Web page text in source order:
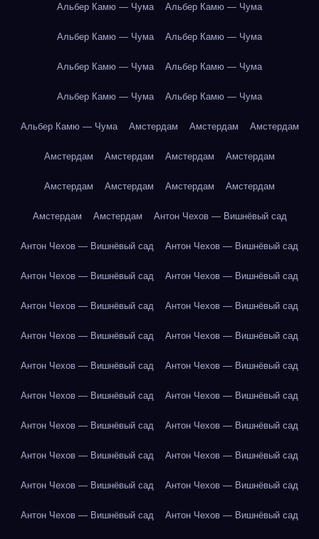
Альбер Камю — Чума Альбер Камю — Чума
Альбер Камю — Чума Альбер Камю — Чума
Альбер Камю — Чума Альбер Камю — Чума
Альбер Камю — Чума Альбер Камю — Чума
Альбер Камю — Чума Амстердам Амстердам Амстердам
Амстердам Амстердам Амстердам Амстердам
Амстердам Амстердам Амстердам Амстердам
Амстердам Амстердам Антон Чехов — Вишнёвый сад
Антон Чехов — Вишнёвый сад Антон Чехов — Вишнёвый сад
Антон Чехов — Вишнёвый сад Антон Чехов — Вишнёвый сад
Антон Чехов — Вишнёвый сад Антон Чехов — Вишнёвый сад
Антон Чехов — Вишнёвый сад Антон Чехов — Вишнёвый сад
Антон Чехов — Вишнёвый сад Антон Чехов — Вишнёвый сад
Антон Чехов — Вишнёвый сад Антон Чехов — Вишнёвый сад
Антон Чехов — Вишнёвый сад Антон Чехов — Вишнёвый сад
Антон Чехов — Вишнёвый сад Антон Чехов — Вишнёвый сад
Антон Чехов — Вишнёвый сад Антон Чехов — Вишнёвый сад
Антон Чехов — Вишнёвый сад Антон Чехов — Вишнёвый сад